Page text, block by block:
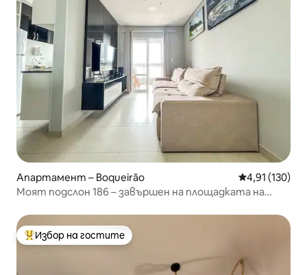
Апартамент – Boqueirão Средна
4,91 (130)
Моят подслон 186 – завършен на площадката на
Най-популярен избор на гостите
Избор на гостите